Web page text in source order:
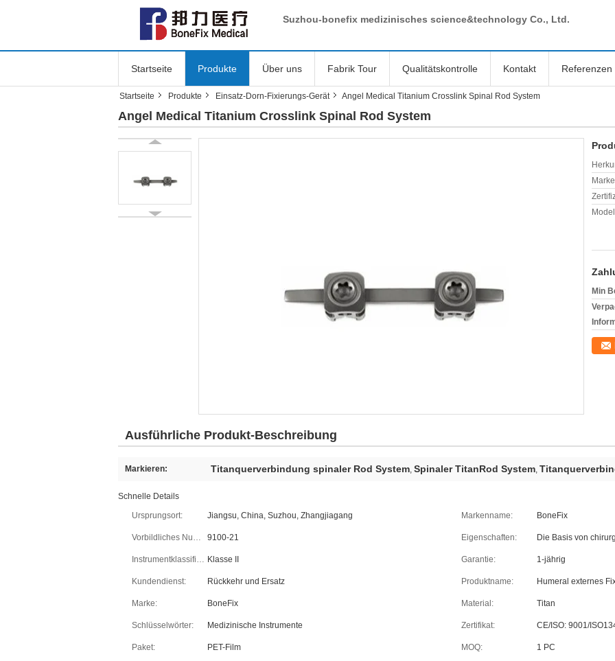
Suzhou-bonefix medizinisches science&technology Co., Ltd.
Startseite Produkte Über uns Fabrik Tour Qualitätskontrolle Kontakt Referenzen
Startseite Produkte Einsatz-Dorn-Fixierungs-Gerät Angel Medical Titanium Crosslink Spinal Rod System
Angel Medical Titanium Crosslink Spinal Rod System
Min
Ausführliche Produkt-Beschreibung
Markieren: Titanquerverbindung spinaler Rod System, Spinaler TitanRod System,
Schnelle Details
Ursprungsort:
Jiangsu, China, Suzhou, Zhangjiagang Markenname: BoneFix
Vorbildliches Number: 9100-21 Eigenschaften: Die Basis von
Instrumentklassifikation: Klasse II Garantie: 1-jährig
Kundendienst: Rückkehr und Ersatz Produktname: Humeral externes
Marke: BoneFix Material: Titan
Schlüsselwörter: Medizinische Instrumente Zertifikat: CE/ISO: 9001/
Paket: PET-Film MOQ: 1 PC